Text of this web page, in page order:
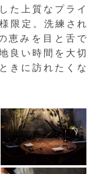
た上質なプライ
限定。洗練され
恵みを目と舌で
良い時間を大切
きに訪れたくな